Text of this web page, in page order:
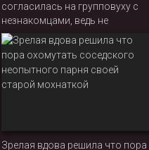
согласилась на групповуху с
незнакомцами, ведь не
получала оргазм уже несколько
Зрелая вдова решила что пора